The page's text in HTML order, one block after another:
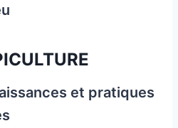
et pratiques